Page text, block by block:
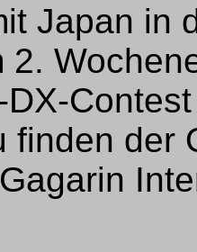
Japan in
2.
finden der